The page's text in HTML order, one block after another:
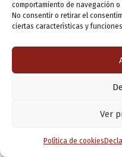
comportamiento de navegación
No consentir o retirar el
ciertas características y
Ver
Política de cookies
Teléfono:670571763